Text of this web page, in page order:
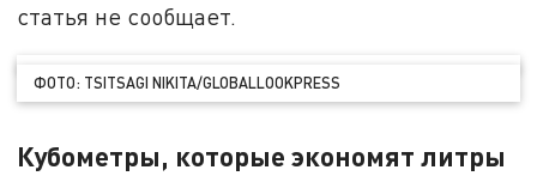
статья не сообщает.
ФОТО: TSITSAGI NIKITA/GLOBALLООKPRESS
Кубометры, которые экономят литры